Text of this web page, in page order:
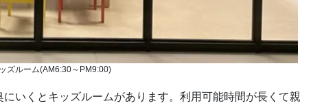
ズルーム(AM6:30～PM9:00)
いくとキッズルームがあります。利用可能時間が長くて親